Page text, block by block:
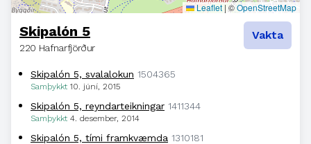
Leaflet |©OpenStreetMap
Skipalón 5
220 Hafnarfjörður
Vakta
Skipalón 5, svalalokun 1504365
Samþykkt 10. júní, 2015
Skipalón 5, reyndarteikningar 1411344
Samþykkt 4. desember, 2014
Skipalón 5, tími framkvæmda 1310181